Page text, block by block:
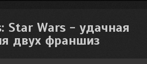
Star Wars - удачная
двух франшиз